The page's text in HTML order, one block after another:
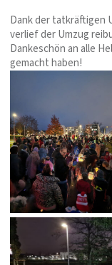
Dank der tatkräftigen
verlief der Umzug
Dankeschön an alle
gemacht haben!